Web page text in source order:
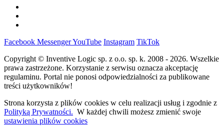
Facebook MessengerYouTube Instagram TikTok
Copyright © Inventive Logic sp. z o.o. sp. k. 2008 - 2026. Wszelkie
prawa zastrzeżone. Korzystanie z serwisu oznacza akceptację
regulaminu. Portal nie ponosi odpowiedzialności za publikowane
treści użytkowników!
Strona korzysta z plików cookies w celu realizacji usług i zgodnie z
Polityką Prywatności. W każdej chwili możesz zmienić swoje
ustawienia plików cookies